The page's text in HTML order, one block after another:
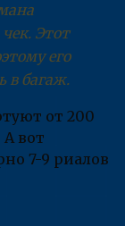
Этот
его
в багаж.
от 200
вот
7-9 риалов